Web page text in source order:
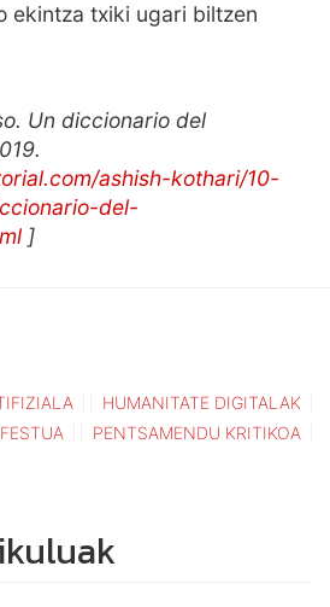
ekintza txiki ugari biltzen
Un diccionario del
ashish-kothari/10-
del-
]
HUMANITATE DIGITALAK
PENTSAMENDU KRITIKOA